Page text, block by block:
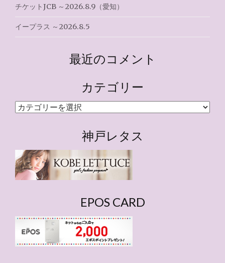
チケットJCB ～2026.8.9（愛知）
イープラス ～2026.8.5
最近のコメント
カテゴリー
カ
ー
神戸レタス
EPOS CARD